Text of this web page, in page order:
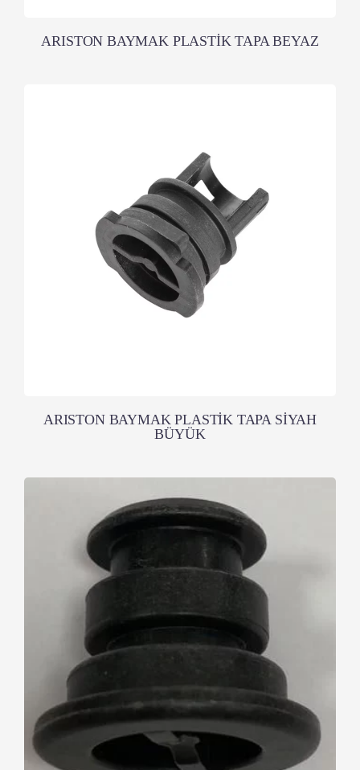
ARISTON BAYMAK PLASTİK TAPA BEYAZ
ARISTON BAYMAK PLASTİK TAPA SİYAH
BÜYÜK